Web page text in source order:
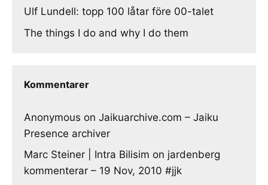
Ulf Lundell: topp 100 låtar före 00-talet
The things I do and why I do them
Kommentarer
Anonymous on Jaikuarchive.com – Jaiku
Presence archiver
Marc Steiner | Intra Bilisim on jardenberg
kommenterar – 19 Nov, 2010 #jjk